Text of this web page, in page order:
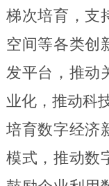
梯次培育，支
空间等各类创
发平台，推动
业化，推动科
培育数字经济
模式，推动数